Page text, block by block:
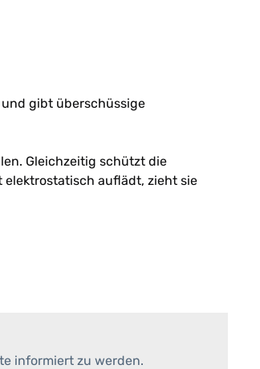
und gibt überschüssige
Gleichzeitig schützt die
elektrostatisch auflädt, zieht sie
informiert zu werden.